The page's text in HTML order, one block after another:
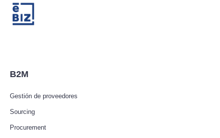
B2M
Gestión de proveedores
Sourcing
Procurement